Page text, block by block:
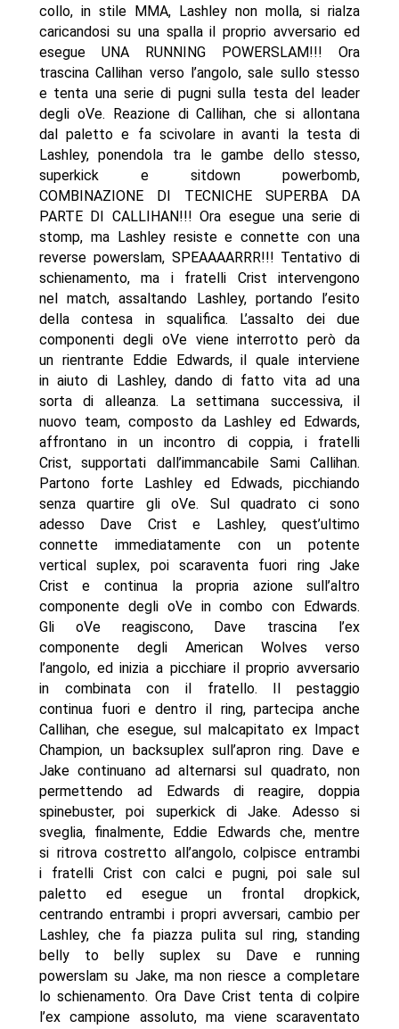
collo, in stile MMA, Lashley non molla, si rialza
caricandosi su una spalla il proprio avversario ed
esegue UNA RUNNING POWERSLAM!!! Ora
trascina Callihan verso l’angolo, sale sullo stesso
e tenta una serie di pugni sulla testa del leader
degli oVe. Reazione di Callihan, che si allontana
dal paletto e fa scivolare in avanti la testa di
Lashley, ponendola tra le gambe dello stesso,
superkick e sitdown powerbomb,
COMBINAZIONE DI TECNICHE SUPERBA DA
PARTE DI CALLIHAN!!! Ora esegue una serie di
stomp, ma Lashley resiste e connette con una
reverse powerslam, SPEAAAARRR!!! Tentativo di
schienamento, ma i fratelli Crist intervengono
nel match, assaltando Lashley, portando l’esito
della contesa in squalifica. L’assalto dei due
componenti degli oVe viene interrotto però da
un rientrante Eddie Edwards, il quale interviene
in aiuto di Lashley, dando di fatto vita ad una
sorta di alleanza. La settimana successiva, il
nuovo team, composto da Lashley ed Edwards,
affrontano in un incontro di coppia, i fratelli
Crist, supportati dall’immancabile Sami Callihan.
Partono forte Lashley ed Edwads, picchiando
senza quartire gli oVe. Sul quadrato ci sono
adesso Dave Crist e Lashley, quest’ultimo
connette immediatamente con un potente
vertical suplex, poi scaraventa fuori ring Jake
Crist e continua la propria azione sull’altro
componente degli oVe in combo con Edwards.
Gli oVe reagiscono, Dave trascina l’ex
componente degli American Wolves verso
l’angolo, ed inizia a picchiare il proprio avversario
in combinata con il fratello. Il pestaggio
continua fuori e dentro il ring, partecipa anche
Callihan, che esegue, sul malcapitato ex Impact
Champion, un backsuplex sull’apron ring. Dave e
Jake continuano ad alternarsi sul quadrato, non
permettendo ad Edwards di reagire, doppia
spinebuster, poi superkick di Jake. Adesso si
sveglia, finalmente, Eddie Edwards che, mentre
si ritrova costretto all’angolo, colpisce entrambi
i fratelli Crist con calci e pugni, poi sale sul
paletto ed esegue un frontal dropkick,
centrando entrambi i propri avversari, cambio per
Lashley, che fa piazza pulita sul ring, standing
belly to belly suplex su Dave e running
powerslam su Jake, ma non riesce a completare
lo schienamento. Ora Dave Crist tenta di colpire
l’ex campione assoluto, ma viene scaraventato